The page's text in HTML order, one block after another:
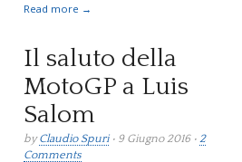
Read more →
Il saluto della
MotoGP a Luis
Salom
byClaudio Spuri• 9 Giugno 2016 • 2
Comments